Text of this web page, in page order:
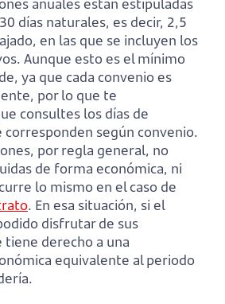
días naturales, es decir, 2,5
en las que se incluyen los
Aunque esto es el mínimo
ya que cada convenio es
por lo que te
consultes los días de
corresponden según convenio.
por regla general, no
de forma económica, ni
lo mismo en el caso de
. En esa situación, si el
disfrutar de sus
tiene derecho a una
equivalente al periodo